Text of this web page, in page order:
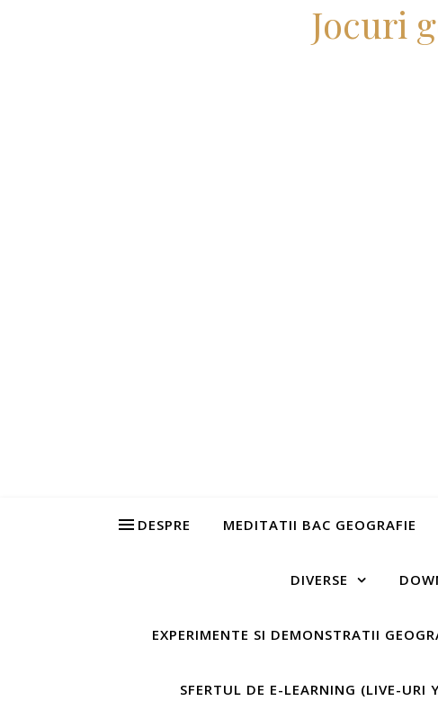
Jocuri
DESPRE MEDITATII BAC GEOGRAFIE
DIVERSE
EXPERIMENTE SI DEMONSTRATII
SFERTUL DE E-LEARNING (LIVE-